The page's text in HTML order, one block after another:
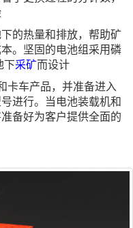
的热量和排放，帮助矿
。坚固的电池组采用磷
下采矿而设计
卡车产品，并准备进入
进行。当电池装载机和
备好为客户提供全面的